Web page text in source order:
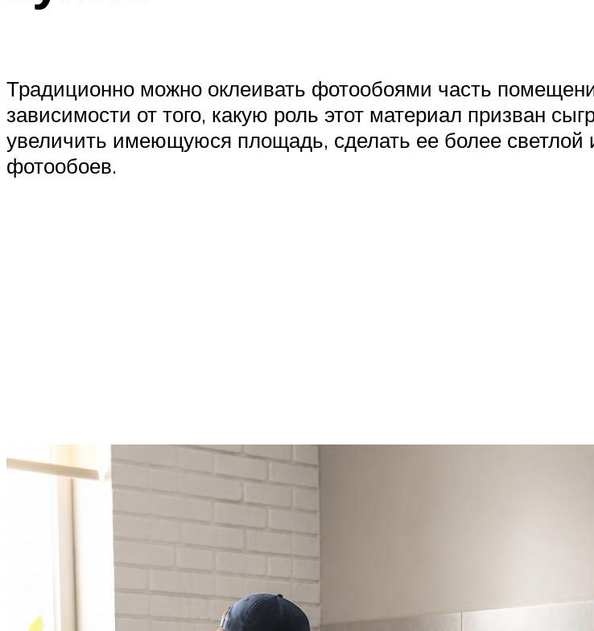
Традиционно можно оклеивать фотообоями часть
зависимости от того, какую роль этот материал призван
увеличить имеющуюся площадь, сделать ее более
фотообоев.